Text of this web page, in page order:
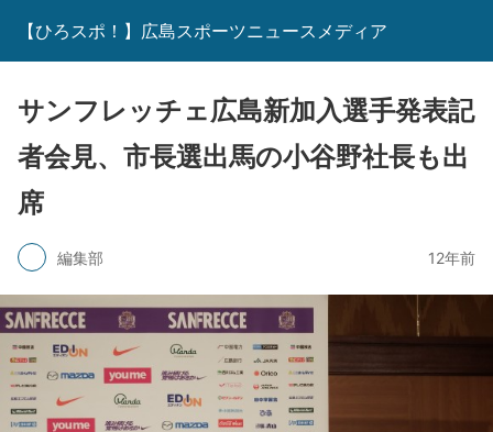
【ひろスポ！】広島スポーツニュースメディア
サンフレッチェ広島新加入選手発表記
者会見、市長選出馬の小谷野社長も出
席
編集部 12年前